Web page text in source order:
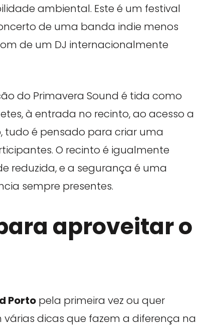
ambiental. Este é um festival
de uma banda indie menos
de um DJ internacionalmente
do Primavera Sound é tida como
à entrada no recinto, ao acesso a
tudo é pensado para criar uma
O recinto é igualmente
reduzida, e a segurança é uma
sempre presentes.
aproveitar o
Porto pela primeira vez ou quer
várias dicas que fazem a diferença na